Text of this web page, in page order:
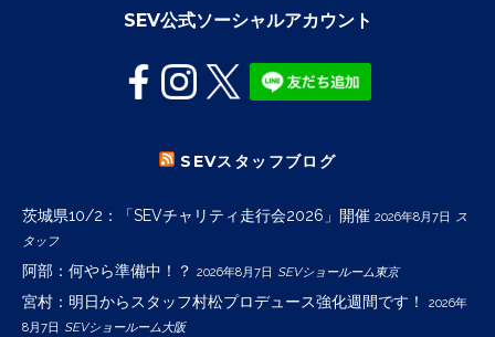
SEV公式ソーシャルアカウント
SEVスタッフブログ
茨城県10/2：「SEVチャリティ走行会2026」開催 2026年8月7日
ス
タッフ
阿部：何やら準備中！？ 2026年8月7日 SEVショールーム東京
宮村：明日からスタッフ村松プロデュース強化週間です！
2026年
8月7日 SEVショールーム大阪